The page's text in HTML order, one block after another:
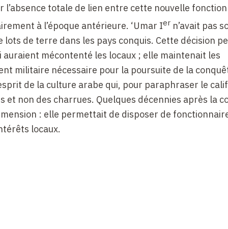
l’absence totale de lien entre cette nouvelle
à l’époque antérieure. ‘Umar Ier n’avait pas
de terre dans les pays conquis. Cette décision
mécontenté les locaux ; elle maintenait les
militaire nécessaire pour la poursuite de la
de la culture arabe qui, pour paraphraser le
et non des charrues. Quelques décennies après la
: elle permettait de disposer de
locaux.